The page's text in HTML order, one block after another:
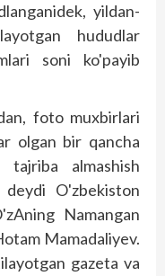
yildan-
hududlar
soni ko'payib
foto muxbirlari
olgan bir qancha
tajriba almashish
O'zbekiston
Namangan
Mamadaliyev.
gazeta va